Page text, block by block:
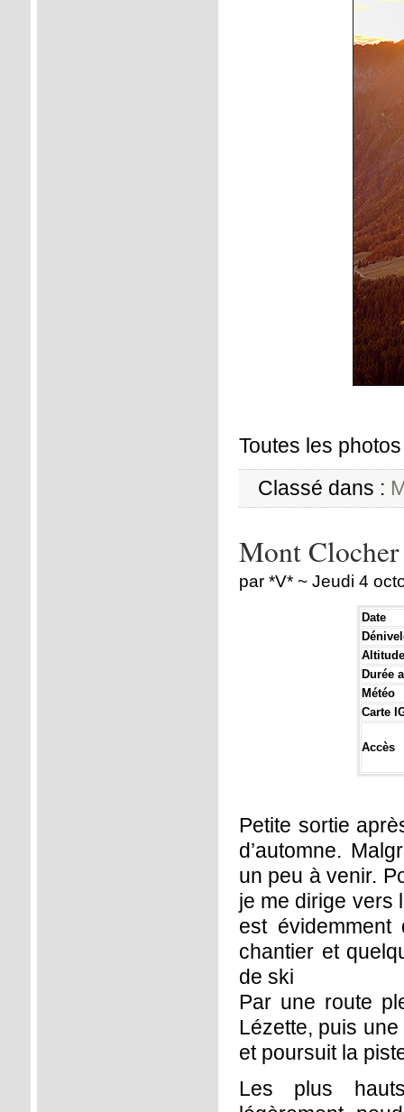
Toutes les
Classé dans :
Mont Clocher
par *V* ~ Jeudi 4
Date
Durée
Météo
Carte
Accès
Petite sortie
d’automne.
un peu à venir.
je me dirige vers
est
chantier et
de ski
Par une route
Lézette, puis
et poursuit la
Les plus